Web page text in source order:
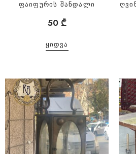
ფაიფურის შანდალი
50 ₾
ᲧᲘᲓᲕᲐ